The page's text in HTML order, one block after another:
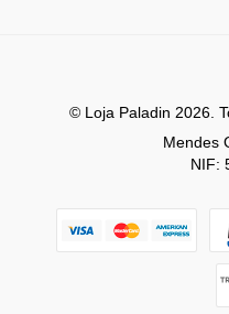
© Loja Paladin 2026.
Mendes
NIF: